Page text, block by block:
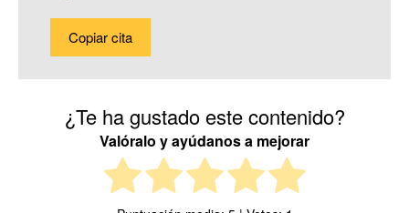
Copiar cita
¿Te ha gustado este contenido?
Valóralo y ayúdanos a mejorar